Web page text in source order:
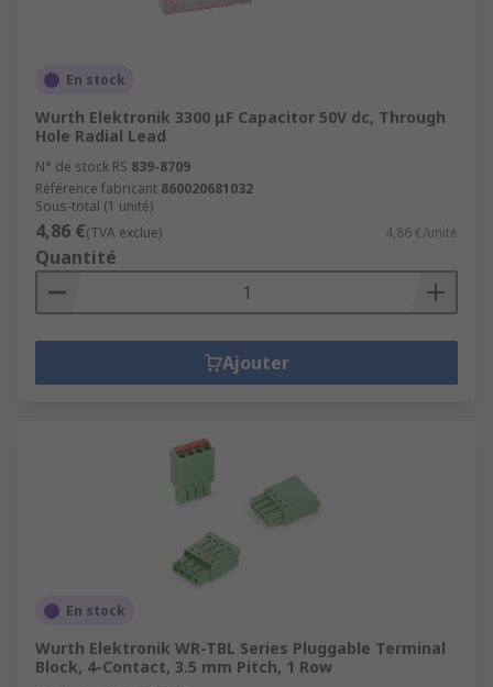
En stock
Wurth Elektronik 3300 μF Capacitor 50V dc, Through
Hole Radial Lead
N° de stock RS 839-8709
Référence fabricant 860020681032
Sous-total (1 unité)
4,86 €(TVA exclue) 4,86 €/unité
Quantité
Ajouter
En stock
Wurth Elektronik WR-TBL Series Pluggable Terminal
Block, 4-Contact, 3.5 mm Pitch, 1 Row